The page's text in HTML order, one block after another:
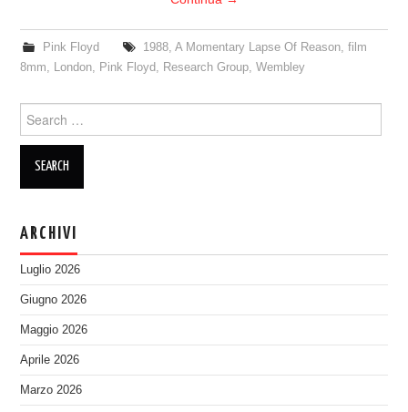
Pink Floyd 1988, A Momentary Lapse Of Reason, film
8mm, London, Pink Floyd, Research Group,Wembley
for:
ARCHIVI
Luglio 2026
Giugno 2026
Maggio 2026
Aprile 2026
Marzo 2026